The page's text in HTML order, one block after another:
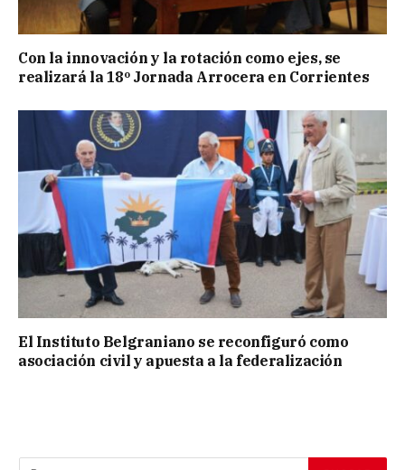
Con la innovación y la rotación como ejes, se
realizará la 18º Jornada Arrocera en Corrientes
El Instituto Belgraniano se reconfiguró como
asociación civil y apuesta a la federalización